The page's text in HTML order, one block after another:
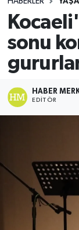
sonu
HABER
EDITÖR
YAŞAM
Son
Haber